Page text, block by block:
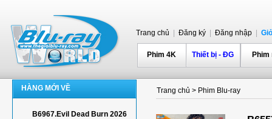
Trang chủ Đăng ký Đăng nhập
Phim 4K Thiết bị - ĐG
HÀNG MỚI VỀ
B6967.Evil Dead Burn 2026
Trang chủ > Phim Blu-ray